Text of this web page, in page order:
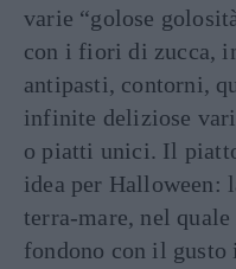
varie “golose
con i fiori di zucca,
antipasti, contorni,
infinite deliziose
o piatti unici. Il
idea per Halloween:
terra-mare, nel
fondono con il